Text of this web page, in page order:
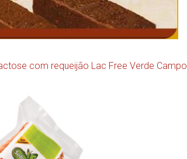
com requeijão Lac Free Verde Campo